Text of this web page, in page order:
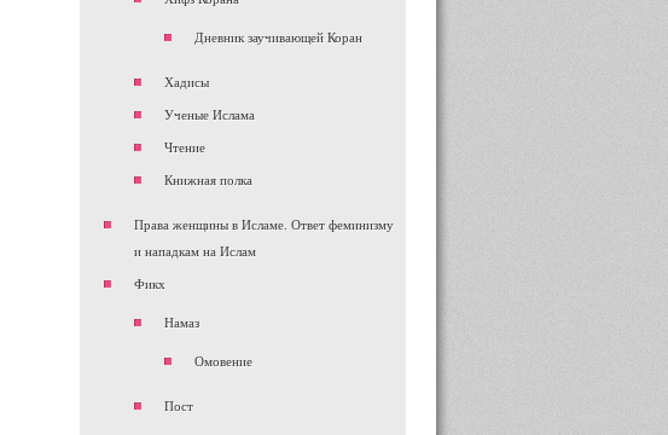
Дневник заучивающей Коран
Хадисы
Ученые Ислама
Чтение
Книжная полка
Права женщины в Исламе. Ответ феминизму
и нападкам на Ислам
Фикх
Намаз
Омовение
Пост